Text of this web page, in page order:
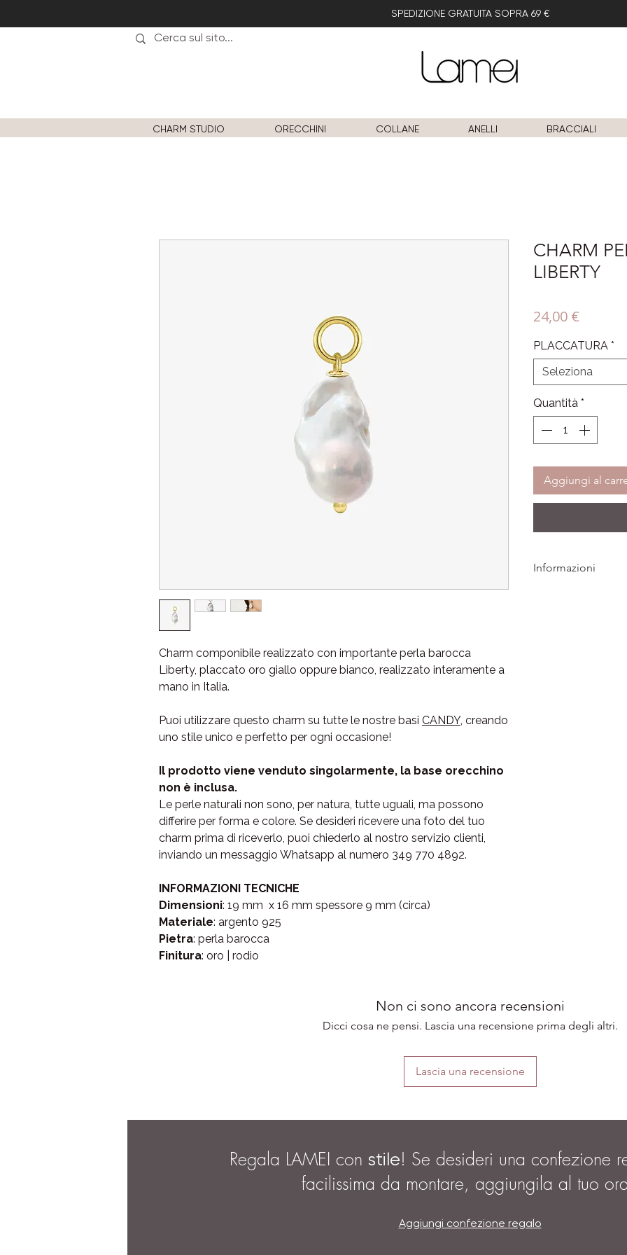
SPEDIZIONE GRATUITA SOPRA 69 €
CHARM STUDIO ORECCHINI COLLANE ANELLI BRACCIALI
Charm componibile realizzato con importante perla barocca
Liberty, placcato oro giallo oppure bianco, realizzato interamente a
mano in Italia.
Puoi utilizzare questo charm su tutte le nostre basi CANDY, creando
uno stile unico e perfetto per ogni occasione!
Il prodotto viene venduto singolarmente, la base orecchino
non è inclusa.
Le perle naturali non sono, per natura, tutte uguali, ma possono
differire per forma e colore. Se desideri ricevere una foto del tuo
charm prima di riceverlo, puoi chiederlo al nostro servizio clienti,
inviando un messaggio Whatsapp al numero 349 770 4892.
INFORMAZIONI TECNICHE
Dimensioni: 19 mm x 16 mm spessore 9 mm (circa)
Materiale: argento 925
Pietra: perla barocca
Finitura: oro | rodio
CHARM
LIBERTY
24,00 €
PLACCATURA *
Seleziona
Quantità *
Aggiungi al
Informazioni
Non ci sono ancora recensioni
Dicci cosa ne pensi. Lascia una recensione prima degli altri.
Lascia una recensione
Regala LAMEI con stile! Se desideri una confezione
facilissima da montare, aggiungila al tuo
Aggiungi confezione regalo